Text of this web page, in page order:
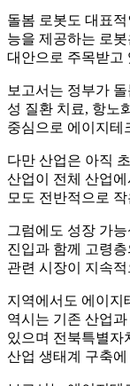
돌봄 로봇도 대표
능을 제공하는 로
대안으로 주목받고
보고서는 정부가
성 질환 치료, 항노
중심으로 에이지테
다만 산업은 아직
산업이 전체 산업
모도 전반적으로
그럼에도 성장 가
진입과 함께 고령
관련 시장이 지속
지역에서도 에이지
역시는 기존 산업
있으며 전북특별자
산업 생태계 구축